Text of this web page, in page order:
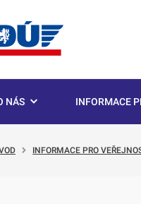
NÁS INFORMACE
INFORMACE PRO